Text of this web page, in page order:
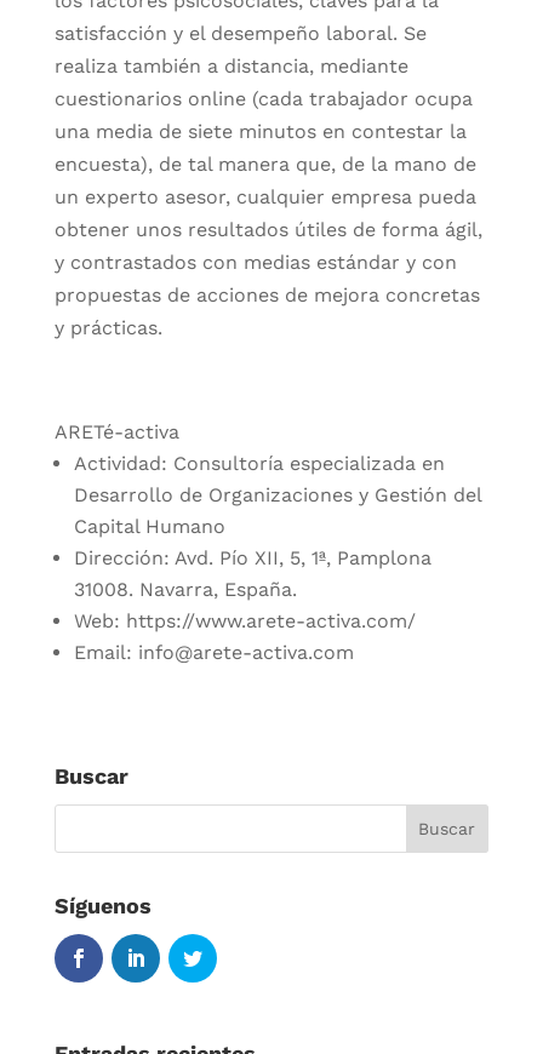
satisfacción y el desempeño laboral. Se
realiza también a distancia, mediante
cuestionarios online (cada trabajador ocupa
una media de siete minutos en contestar la
encuesta), de tal manera que, de la mano de
un experto asesor, cualquier empresa pueda
obtener unos resultados útiles de forma ágil,
y contrastados con medias estándar y con
propuestas de acciones de mejora concretas
y prácticas.
ARETé-activa
Actividad: Consultoría especializada en
Desarrollo de Organizaciones y Gestión del
Capital Humano
Dirección: Avd. Pío XII, 5, 1ª, Pamplona
31008. Navarra, España.
Web: https://www.arete-activa.com/
Email: info@arete-activa.com
Buscar
Síguenos